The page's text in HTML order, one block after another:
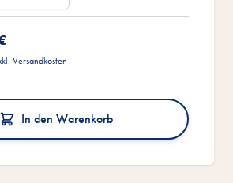
Versandkosten
In den Warenkorb